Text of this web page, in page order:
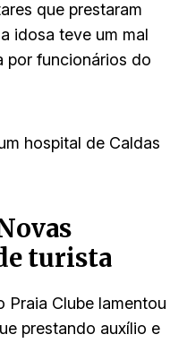
que prestaram
idosa teve um mal
por funcionários do
hospital de Caldas
turista
Praia Clube lamentou
prestando auxílio e